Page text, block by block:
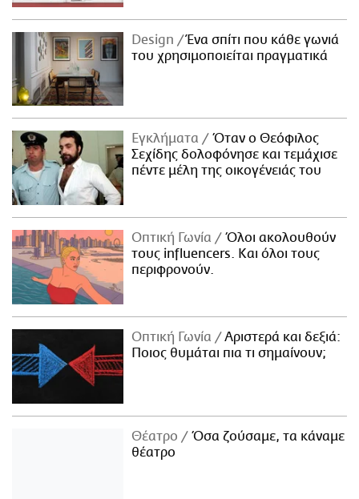
Design
Ένα σπίτι που κάθε γωνιά
του χρησιμοποιείται πραγματικά
Εγκλήματα
Όταν ο Θεόφιλος
Σεχίδης δολοφόνησε και τεμάχισε
πέντε μέλη της οικογένειάς του
Οπτική Γωνία
Όλοι ακολουθούν
τους influencers. Και όλοι τους
περιφρονούν.
Οπτική Γωνία
Αριστερά και δεξιά:
Ποιος θυμάται πια τι σημαίνουν;
Θέατρο
Όσα ζούσαμε, τα κάναμε
θέατρο